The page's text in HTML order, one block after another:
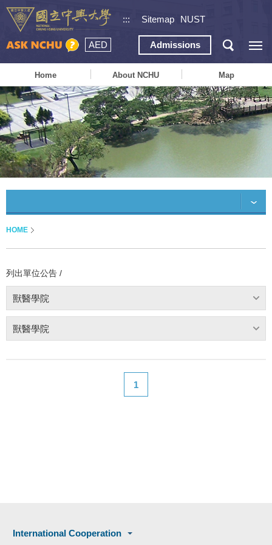
::: Sitemap NUST
AED Admissions
Home About NCHU Map
HOME
列出單位公告 /
獸醫學院
獸醫學院
1
International Cooperation